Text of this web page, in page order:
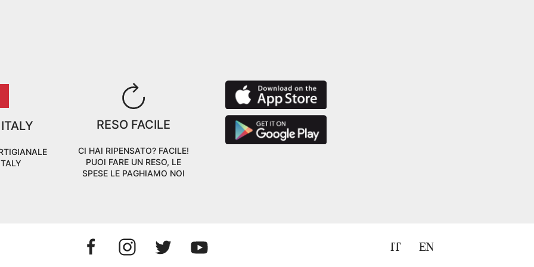
RESO FACILE
CI HAI RIPENSATO? FACILE!
PUOI FARE UN RESO, LE
SPESE LE PAGHIAMO NOI
IT EN